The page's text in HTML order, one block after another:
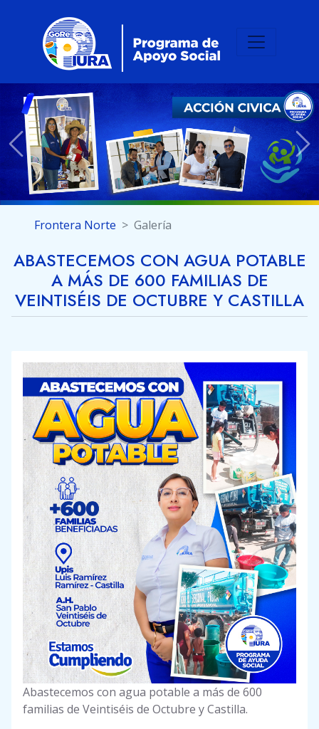
Previous
Frontera Norte Galería
ABASTECEMOS CON AGUA POTABLE
A MÁS DE 600 FAMILIAS DE
VEINTISÉIS DE OCTUBRE Y CASTILLA
Abastecemos con agua potable a más de 600
familias de Veintiséis de Octubre y Castilla.